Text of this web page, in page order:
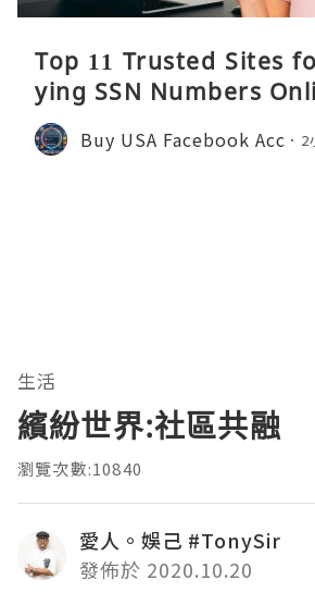
Top 11 Trusted Sites
ying SSN Numbers
Buy USA Facebook Acc 2
生活
繽紛世界:社區共融
瀏覽次數:10840
愛人。娛己 #TonySir
發佈於 2020.10.20